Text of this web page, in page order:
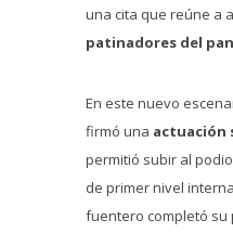
una cita que reúne a
patinadores del
En este nuevo
firmó una actuación
permitió subir al
de primer nivel
fuentero completó su